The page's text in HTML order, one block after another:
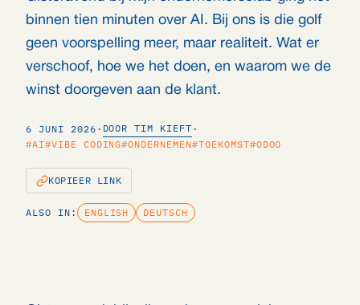
binnen tien minuten over AI. Bij ons is die golf
geen voorspelling meer, maar realiteit. Wat er
verschoof, hoe we het doen, en waarom we de
winst doorgeven aan de klant.
6 JUNI 2026 · DOOR TIM KIEFT ·
#AI#VIBE CODING#ONDERNEMEN#TOEKOMST#ODOO
KOPIEER LINK
ALSO IN: ENGLISH DEUTSCH